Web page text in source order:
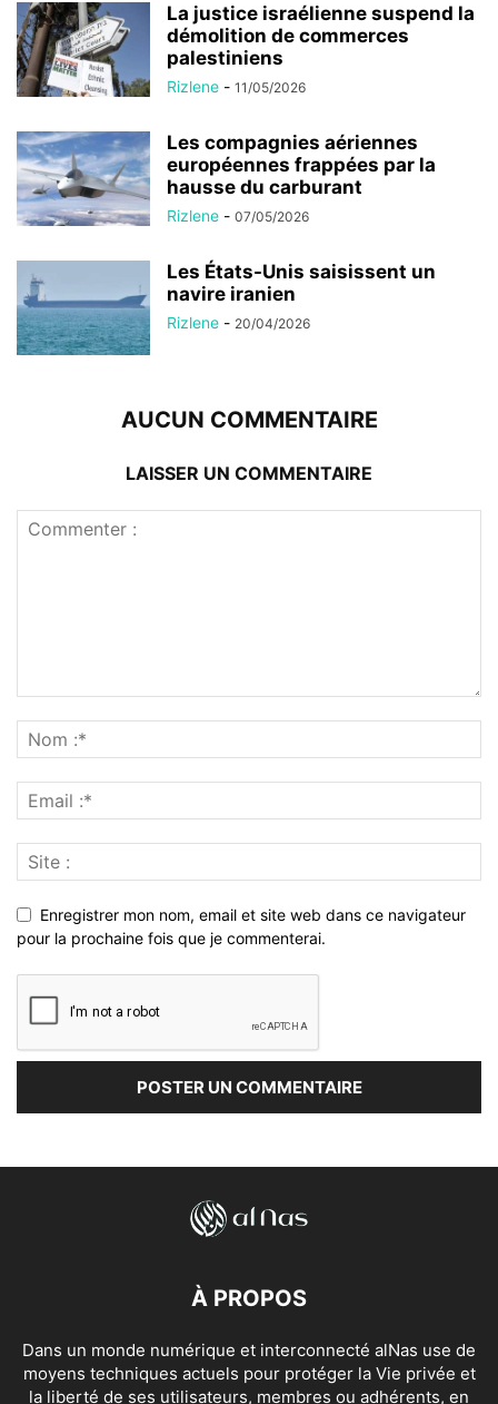
La justice israélienne suspend la
démolition de commerces
palestiniens
Rizlene - 11/05/2026
Les compagnies aériennes
européennes frappées par la
hausse du carburant
Rizlene - 07/05/2026
Les États-Unis saisissent un
navire iranien
Rizlene - 20/04/2026
AUCUN COMMENTAIRE
LAISSER UN COMMENTAIRE
Enregistrer mon nom, email et site web dans ce navigateur
pour la prochaine fois que je commenterai.
À PROPOS
Dans un monde numérique et interconnecté alNas use de
moyens techniques actuels pour protéger la Vie privée et
la liberté de ses utilisateurs, membres ou adhérents, en